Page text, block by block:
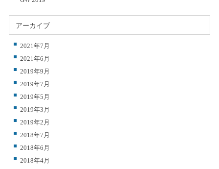
アーカイブ
2021年7月
2021年6月
2019年9月
2019年7月
2019年5月
2019年3月
2019年2月
2018年7月
2018年6月
2018年4月